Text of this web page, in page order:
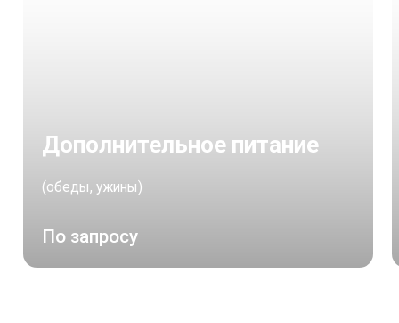
Дополнительное питание
(обеды, ужины)
По запросу